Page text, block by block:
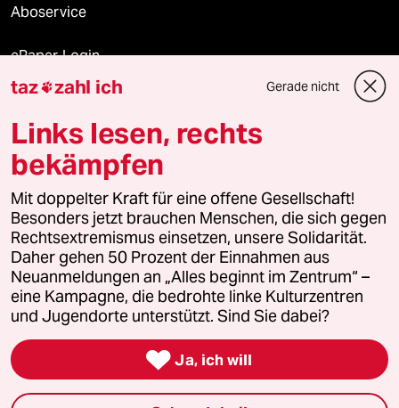
Aboservice
ePaper Login
Downloads für Abonnierende
© 2026 taz Verlags und Vertriebs GmbH
Alle Rechte vorbehalten. Bei rechtlichen Fragen oder für Genehmigungen
wenden Sie sich bitte an
lizenzen@taz.de
Feedback Redaktionsstatut Kommune-Richtlinien
Leitlinie Informant Datenschutz Impressum AGB
Seitenwende Einwilligungen widerrufen (Ads)
taz zahl ich Gerade nicht
Links lesen, rechts
bekämpfen
Mit doppelter Kraft für eine offene Gesellschaft!
Besonders jetzt brauchen Menschen, die sich gegen
Rechtsextremismus einsetzen, unsere Solidarität.
Daher gehen 50 Prozent der Einnahmen aus
Neuanmeldungen an „Alles beginnt im Zentrum“ –
eine Kampagne, die bedrohte linke Kulturzentren
und Jugendorte unterstützt. Sind Sie dabei?
 Ja, ich will